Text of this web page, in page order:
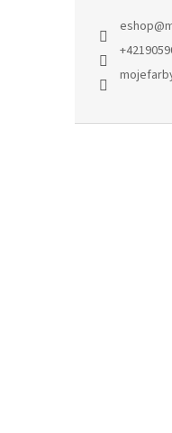
eshop@